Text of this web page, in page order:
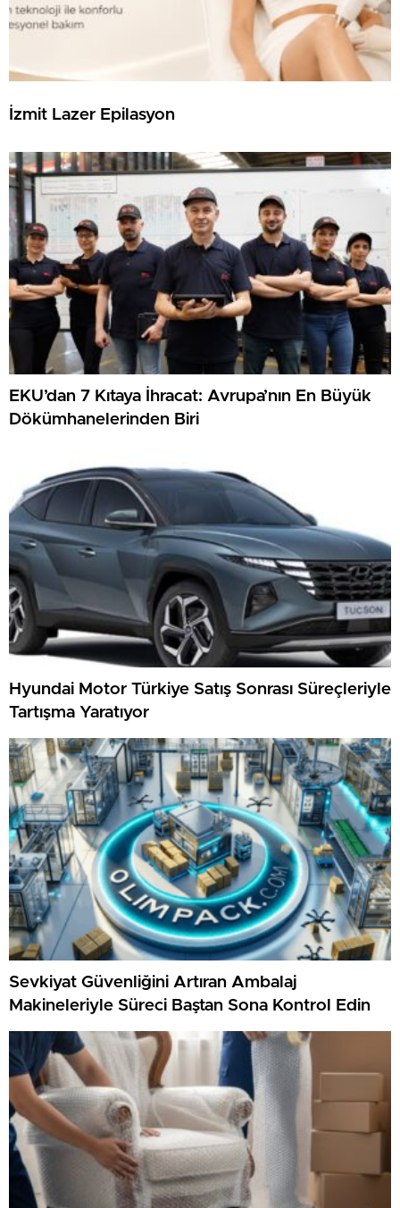
İzmit Lazer Epilasyon
EKU’dan 7 Kıtaya İhracat: Avrupa’nın En Büyük
Dökümhanelerinden Biri
Hyundai Motor Türkiye Satış Sonrası Süreçleriyle
Tartışma Yaratıyor
Sevkiyat Güvenliğini Artıran Ambalaj
Makineleriyle Süreci Baştan Sona Kontrol Edin